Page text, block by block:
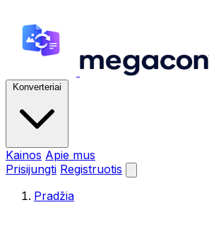
Konverteriai
Kainos Apie mus
Prisijungti Registruotis
Pradžia